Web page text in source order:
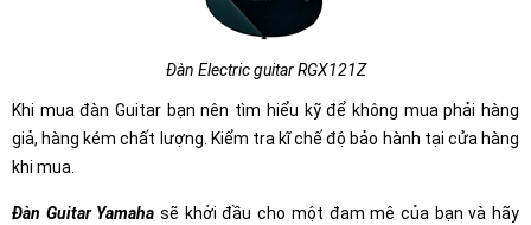
Đàn Electric guitar RGX121Z
Khi mua đàn Guitar bạn nên tìm hiểu kỹ để không mua phải hàng
giả, hàng kém chất lượng. Kiểm tra kĩ chế độ bảo hành tại cửa hàng
khi mua.
Đàn Guitar Yamaha sẽ khởi đầu cho một đam mê của bạn và hãy